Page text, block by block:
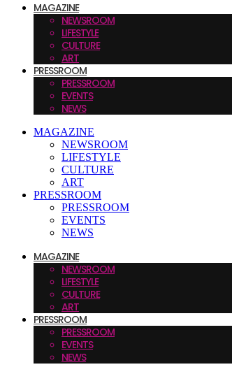
MAGAZINE
NEWSROOM
LIFESTYLE
CULTURE
ART
PRESSROOM
PRESSROOM
EVENTS
NEWS
MAGAZINE
NEWSROOM
LIFESTYLE
CULTURE
ART
PRESSROOM
PRESSROOM
EVENTS
NEWS
MAGAZINE
NEWSROOM
LIFESTYLE
CULTURE
ART
PRESSROOM
PRESSROOM
EVENTS
NEWS